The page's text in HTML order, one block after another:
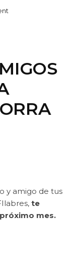
y amigo de tus
te
mes.